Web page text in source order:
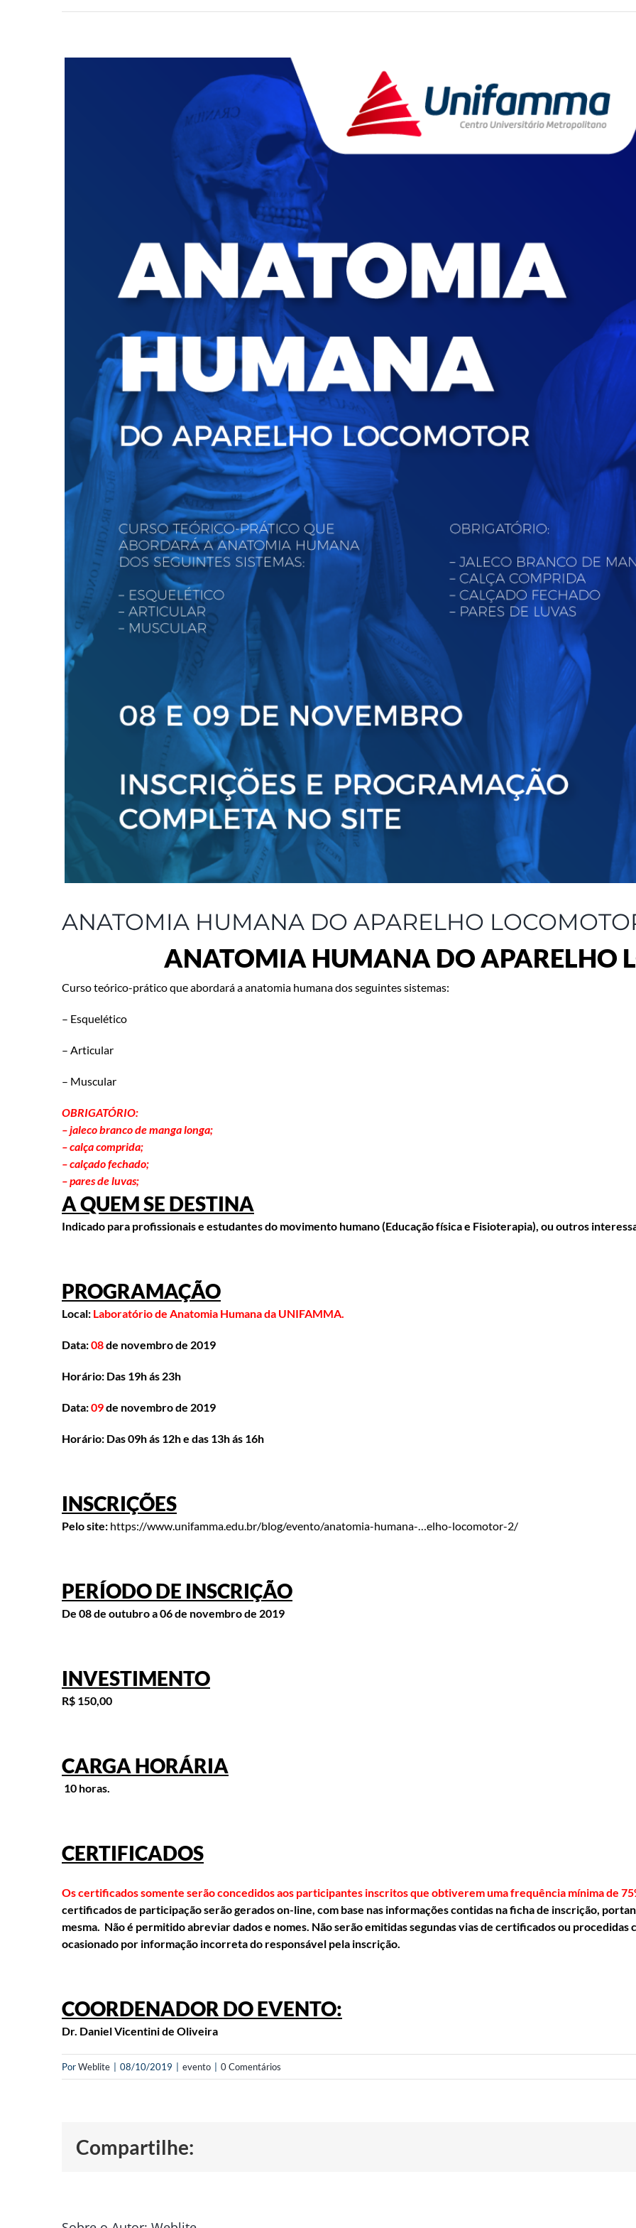
ANATOMIA HUMANA DO APARELHO
ANATOMIA HUMANA DO APARELHO
Curso teórico-prático que abordará a anatomia humana dos seguintes sistemas:
– Esquelético
– Articular
– Muscular
OBRIGATÓRIO:
– jaleco branco de manga longa;
– calça comprida;
– calçado fechado;
– pares de luvas;
A QUEM SE DESTINA
Indicado para profissionais e estudantes do movimento humano (Educação física e Fisioterapia), ou outros
PROGRAMAÇÃO
Local: Laboratório de Anatomia Humana da UNIFAMMA.
Data:08de novembro de 2019
Horário: Das 19h ás 23h
Data:09de novembro de 2019
Horário: Das 09h ás 12h e das 13h ás 16h
INSCRIÇÕES
Pelo site: https://www.unifamma.edu.br/blog/evento/anatomia-humana-…elho-locomotor-2/
PERÍODO DE INSCRIÇÃO
De 08 de outubro a 06 de novembro de 2019
INVESTIMENTO
R$ 150,00
CARGA HORÁRIA
10 horas.
CERTIFICADOS
Os certificados somente serão concedidos aos participantes inscritos que obtiverem uma frequência mínima de
certificados de participação serão gerados on-line, com base nas informações contidas na ficha de inscrição,
mesma. Não é permitido abreviar dados e nomes. Não serão emitidas segundas vias de certificados ou
ocasionado por informação incorreta do responsável pela inscrição.
COORDENADOR DO EVENTO:
Dr. Daniel Vicentini de Oliveira
PorWeblite 08/10/2019 evento 0 Comentários
Compartilhe: